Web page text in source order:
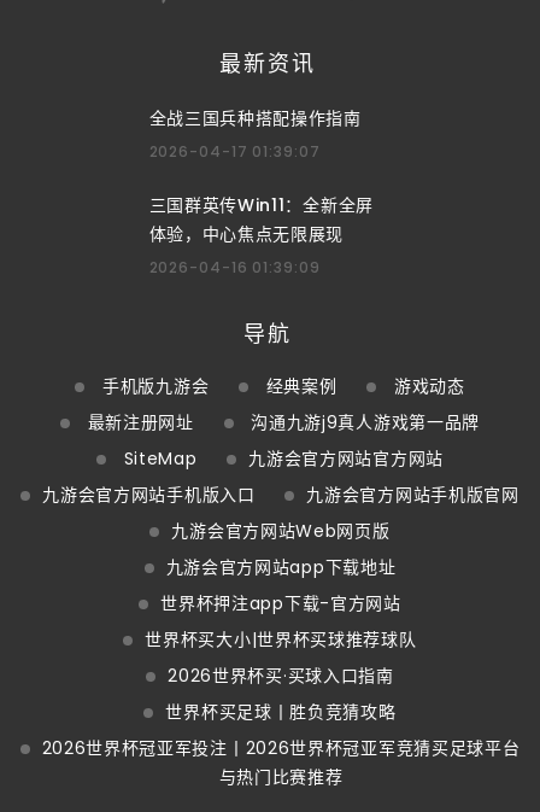
最新资讯
全战三国兵种搭配操作指南
2026-04-17 01:39:07
三国群英传Win11：全新全屏
体验，中心焦点无限展现
2026-04-16 01:39:09
导航
手机版九游会 经典案例
游戏动态
最新注册网址
沟通九游j9真人游戏第一品牌
SiteMap
九游会官方网站官方网站
九游会官方网站手机版入口
九游会官方网站手机版官网
九游会官方网站Web网页版
九游会官方网站app下载地址
世界杯押注app下载-官方网站
世界杯买大小|世界杯买球推荐球队
2026世界杯买·买球入口指南
世界杯买足球丨胜负竞猜攻略
2026世界杯冠亚军投注丨2026世界杯冠亚军竞猜买足球平台
与热门比赛推荐